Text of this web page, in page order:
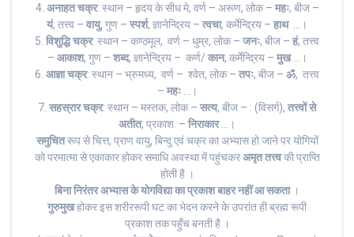
4. अनाहतचक्र: स्थान – हृदय के सीध मे, वर्ण – अरूण, लोक – महः, बीज –
यं, तत्त्व – वायु, गुण – स्पर्श, ज्ञानेन्द्रिय – त्वचा, कर्मेन्द्रिय – हाथ…।
5. विशुद्धिचक्र: स्थान – कण्ठमूल, वर्ण – धुम्र, लोक – जनः, बीज – हं, तत्त्व
– आकाश, गुण – शब्द, ज्ञानेन्द्रिय – कर्ण/ कान, कर्मेन्द्रिय – मुख…।
6. आज्ञाचक्र: स्थान – भ्रुमध्य, वर्ण – श्वेत, लोक – तपः, बीज – ॐ, तत्त्व
– महः…।
7. सहस्रार चक्र: स्थान – मस्तक, लोक – सत्य, बीज – : (विसर्ग), तत्त्वों से
अतीत, प्रकाश – निराकार…।
समुचितरूप से चित्त, प्राण वायु, बिन्दु एवं चक्र का अभ्यास हो जाने पर योगियों
को परमात्मा से एकाकार होकर समाधि अवस्था में पहुंचकरअमृत तत्त्वकी प्राप्ति
होती है ।
बिना निरंतर अभ्यास के योगविद्या का प्रकाश बाहर नहीं आ सकता।
गुरुमुखहोकर इस शरीररूपी घट का भेदन करने के उपरांत ही ब्रह्म रूपी
प्रकाश तक पहुँच बनती है ।